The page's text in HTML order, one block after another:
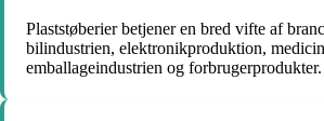
Plaststøberier betjener en bred vifte af
bilindustrien, elektronikproduktion,
emballageindustrien og forbrugerprodukter.